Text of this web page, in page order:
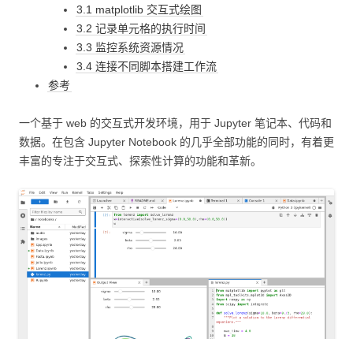
3.1 matplotlib 交互式绘图
3.2 记录单元格的执行时间
3.3 监控系统资源情况
3.4 连接不同脚本搭建工作流
参考
一个基于 web 的交互式开发环境，用于 Jupyter 笔记本、代码和
数据。在包含 Jupyter Notebook 的几乎全部功能的同时，有着更
丰富的专注于交互式、探索性计算的功能和革新。